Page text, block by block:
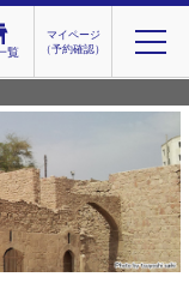
覧
マイページ
（予約確認）